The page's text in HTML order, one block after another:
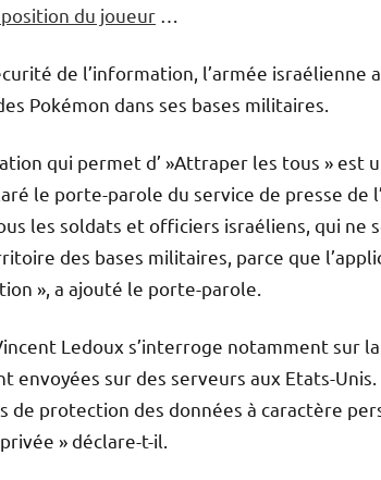
du joueur
de l’information, l’armée
Pokémon dans ses bases militaires.
qui permet d’ »Attraper les tous » est
le porte-parole du service de presse de
les soldats et officiers israéliens, qui ne
des bases militaires, parce que
», a ajouté le porte-parole.
Ledoux s’interroge notamment sur
envoyées sur des serveurs aux Etats-
de protection des données à caractère
» déclare-t-il.